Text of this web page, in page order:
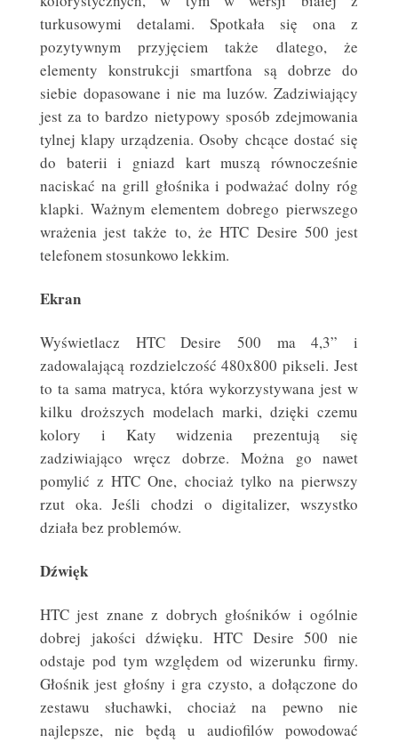
turkusowymi detalami. Spotkała się ona z
pozytywnym przyjęciem także dlatego, że
elementy konstrukcji smartfona są dobrze do
siebie dopasowane i nie ma luzów. Zadziwiający
jest za to bardzo nietypowy sposób zdejmowania
tylnej klapy urządzenia. Osoby chcące dostać się
do baterii i gniazd kart muszą równocześnie
naciskać na grill głośnika i podważać dolny róg
klapki. Ważnym elementem dobrego pierwszego
wrażenia jest także to, że HTC Desire 500 jest
telefonem stosunkowo lekkim.
Ekran
Wyświetlacz HTC Desire 500 ma 4,3” i
zadowalającą rozdzielczość 480x800 pikseli. Jest
to ta sama matryca, która wykorzystywana jest w
kilku droższych modelach marki, dzięki czemu
kolory i Katy widzenia prezentują się
zadziwiająco wręcz dobrze. Można go nawet
pomylić z HTC One, chociaż tylko na pierwszy
rzut oka. Jeśli chodzi o digitalizer, wszystko
działa bez problemów.
Dźwięk
HTC jest znane z dobrych głośników i ogólnie
dobrej jakości dźwięku. HTC Desire 500 nie
odstaje pod tym względem od wizerunku firmy.
Głośnik jest głośny i gra czysto, a dołączone do
zestawu słuchawki, chociaż na pewno nie
najlepsze, nie będą u audiofilów powodować